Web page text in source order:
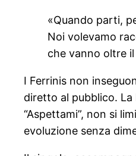
«Quando parti,
Noi volevamo
che vanno oltre
I Ferrinis non
diretto al pubblico.
“Aspettami”, non si
evoluzione senza